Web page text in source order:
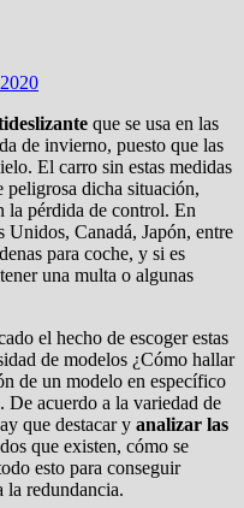
que se usa en las
de invierno, puesto que las
El carro sin estas medidas
peligrosa dicha situación,
la pérdida de control. En
Unidos, Canadá, Japón, entre
para coche, y si es
una multa o algunas
el hecho de escoger estas
de modelos ¿Cómo hallar
de un modelo en específico
De acuerdo a la variedad de
que destacar y analizar las
que existen, cómo se
esto para conseguir
la redundancia.